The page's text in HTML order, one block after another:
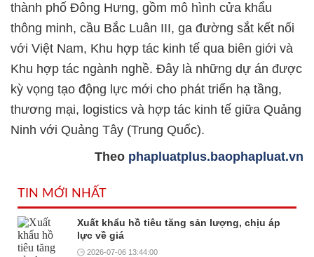
thành phố Đông Hưng, gồm mô hình cửa khẩu
thông minh, cầu Bắc Luân III, ga đường sắt kết nối
với Việt Nam, Khu hợp tác kinh tế qua biên giới và
Khu hợp tác ngành nghề. Đây là những dự án được
kỳ vọng tạo động lực mới cho phát triển hạ tầng,
thương mại, logistics và hợp tác kinh tế giữa Quảng
Ninh với Quảng Tây (Trung Quốc).
Theo phapluatplus.baophapluat.vn
TIN MỚI NHẤT
Xuất khẩu hồ tiêu tăng sản lượng, chịu áp
lực về giá
2026-07-06 13:44:00